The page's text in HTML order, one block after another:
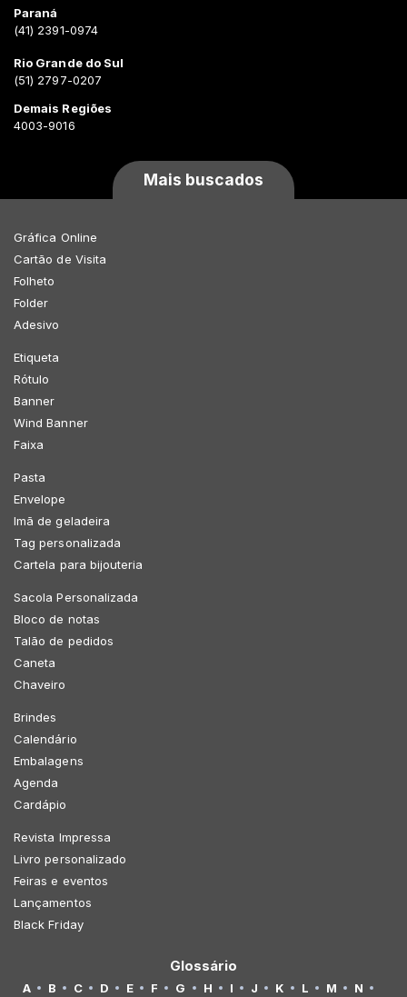
Paraná
(41) 2391-0974
Rio Grande do Sul
(51) 2797-0207
Demais Regiões
4003-9016
Mais buscados
Gráfica Online
Cartão de Visita
Folheto
Folder
Adesivo
Etiqueta
Rótulo
Banner
Wind Banner
Faixa
Pasta
Envelope
Imã de geladeira
Tag personalizada
Cartela para bijouteria
Sacola Personalizada
Bloco de notas
Talão de pedidos
Caneta
Chaveiro
Brindes
Calendário
Embalagens
Agenda
Cardápio
Revista Impressa
Livro personalizado
Feiras e eventos
Lançamentos
Black Friday
Glossário
A B C D E F G H I J K L M N